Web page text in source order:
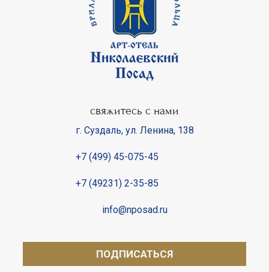
свяжитесь с нами
г. Суздаль, ул. Ленина, 138
+7 (499) 45-075-45
+7 (49231) 2-35-85
info@nposad.ru
ПОДПИСАТЬСЯ